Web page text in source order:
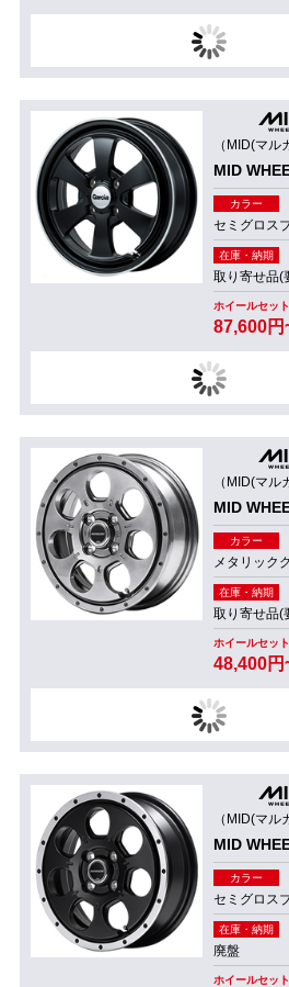
（MID(マル
MID
カラー
セミグロス
在庫・納期
取り寄せ品(
ホイールセッ
87,600円
（MID(マル
MID
カラー
メタリック
在庫・納期
取り寄せ品(
ホイールセッ
48,400円
（MID(マル
MID
カラー
セミグロス
在庫・納期
廃盤
ホイールセッ